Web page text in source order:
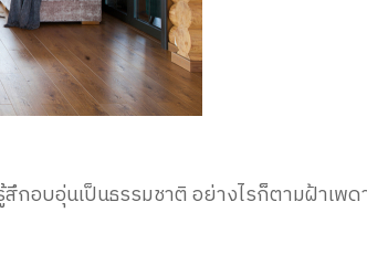
สึกอบอุ่นเป็นธรรมชาติอย่างไรก็ตามฝ้าเพ